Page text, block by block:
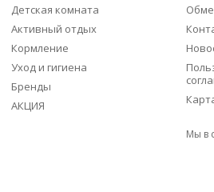
Детская комната
Активный отдых
Кормление
Уход и гигиена
Бренды
АКЦИЯ
Мы в